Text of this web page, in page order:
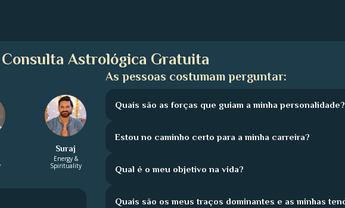
Consulta Astrológica Gratuita
Suraj
Energy &
Spirituality
As pessoas costumam perguntar:
Quais são as forças que guiam a minha personalidade?
Estou no caminho certo para a minha carreira?
Qual é o meu objetivo na vida?
Quais são os meus traços dominantes e as minhas